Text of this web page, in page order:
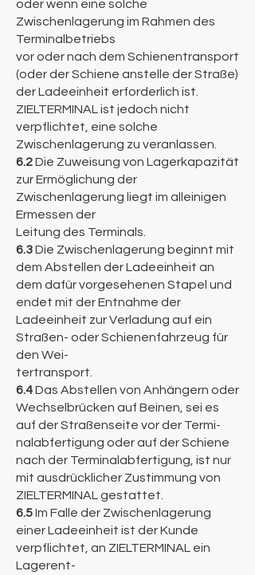
oder wenn eine solche
Zwischenlagerung im Rahmen des
Terminalbetriebs
vor oder nach dem Schienentransport
(oder der Schiene anstelle der Straße)
der Ladeeinheit erforderlich ist.
ZIELTERMINAL ist jedoch nicht
verpflichtet, eine solche
Zwischenlagerung zu veranlassen.
6.2Die Zuweisung von Lagerkapazität
zur Ermöglichung der
Zwischenlagerung liegt im alleinigen
Ermessen der
Leitung des Terminals.
6.3Die Zwischenlagerung beginnt mit
dem Abstellen der Ladeeinheit an
dem dafür vorgesehenen Stapel und
endet mit der Entnahme der
Ladeeinheit zur Verladung auf ein
Straßen- oder Schienenfahrzeug für
den Wei-
tertransport.
6.4Das Abstellen von Anhängern oder
Wechselbrücken auf Beinen, sei es
auf der Straßenseite vor der Termi-
nalabfertigung oder auf der Schiene
nach der Terminalabfertigung, ist nur
mit ausdrücklicher Zustimmung von
ZIELTERMINAL gestattet.
6.5Im Falle der Zwischenlagerung
einer Ladeeinheit ist der Kunde
verpflichtet, an ZIELTERMINAL ein
Lagerent-